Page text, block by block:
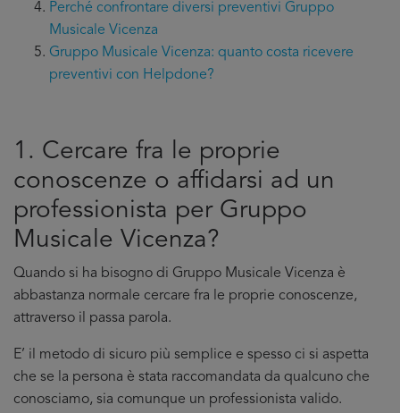
Perché confrontare diversi preventivi Gruppo
Musicale Vicenza
Gruppo Musicale Vicenza: quanto costa ricevere
preventivi con Helpdone?
1. Cercare fra le proprie
conoscenze o affidarsi ad un
professionista per Gruppo
Musicale Vicenza?
Quando si ha bisogno di Gruppo Musicale Vicenza è
abbastanza normale cercare fra le proprie conoscenze,
attraverso il passa parola.
E’ il metodo di sicuro più semplice e spesso ci si aspetta
che se la persona è stata raccomandata da qualcuno che
conosciamo, sia comunque un professionista valido.